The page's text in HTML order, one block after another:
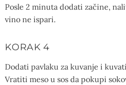
Posle 2 minuta dodati začine,
vino ne ispari.
KORAK 4
Dodati pavlaku za kuvanje i
Vratiti meso u sos da pokupi